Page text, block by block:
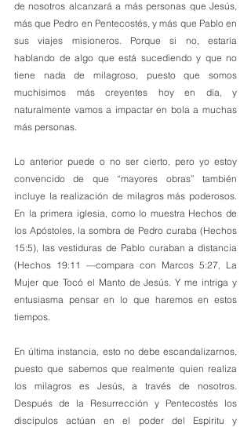
de nosotros alcanzará a más personas que Jesús,
más que Pedro en Pentecostés, y más que Pablo en
sus viajes misioneros. Porque si no, estaría
hablando de algo que está sucediendo y que no
tiene nada de milagroso, puesto que somos
muchísimos más creyentes hoy en día, y
naturalmente vamos a impactar en bola a muchas
más personas.
Lo anterior puede o no ser cierto, pero yo estoy
convencido de que “mayores obras” también
incluye la realización de milagros más poderosos.
En la primera iglesia, como lo muestra Hechos de
los Apóstoles, la sombra de Pedro curaba (Hechos
15:5), las vestiduras de Pablo curaban a distancia
(Hechos 19:11 —compara con Marcos 5:27, La
Mujer que Tocó el Manto de Jesús. Y me intriga y
entusiasma pensar en lo que haremos en estos
tiempos.
En última instancia, esto no debe escandalizarnos,
puesto que sabemos que realmente quien realiza
los milagros es Jesús, a través de nosotros.
Después de la Resurrección y Pentecostés los
discípulos actúan en el poder del Espíritu y